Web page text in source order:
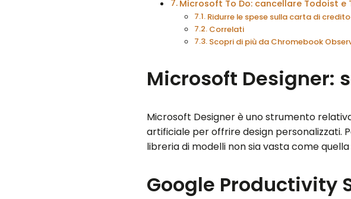
Microsoft To Do: cancellare Todoist e
Ridurre le spese sulla carta di credito
Correlati
Scopri di più da Chromebook
Microsoft Designer:
Microsoft Designer è uno strumento
artificiale per offrire design personalizzati.
libreria di modelli non sia vasta come
Google Productivity